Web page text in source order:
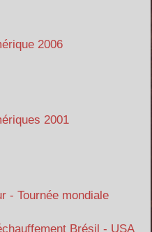
2006
2001
- Tournée mondiale
Brésil - USA